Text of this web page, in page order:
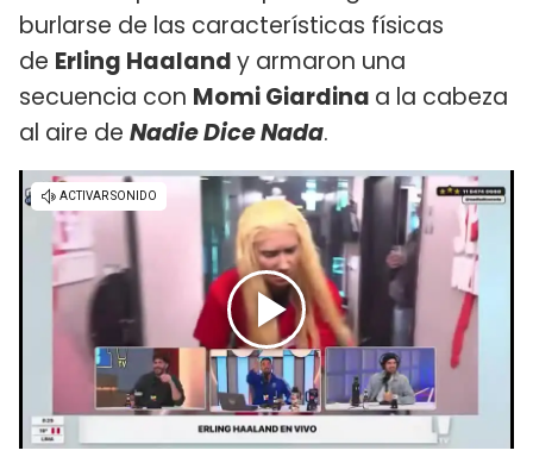
burlarse de las características físicas
de Erling Haalandy armaron una
secuencia con Momi Giardina a la cabeza
al aire de Nadie Dice Nada.